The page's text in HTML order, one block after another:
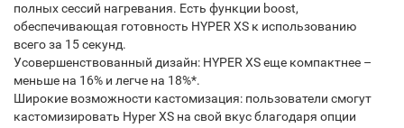
полных сессий нагревания. Есть функции boost,
обеспечивающая готовность HYPER XS к использованию
всего за 15 секунд.
Усовершенствованный дизайн: HYPER XS еще компактнее –
меньше на 16% и легче на 18%*.
Широкие возможности кастомизация: пользователи смогут
кастомизировать Hyper XS на свой вкус благодаря опции